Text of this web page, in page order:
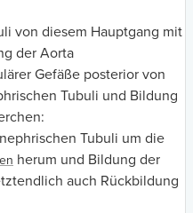
von diesem Hauptgang mit
der Aorta
Gefäße posterior von
Tubuli und Bildung
Tubuli um die
herum und Bildung der
auch Rückbildung